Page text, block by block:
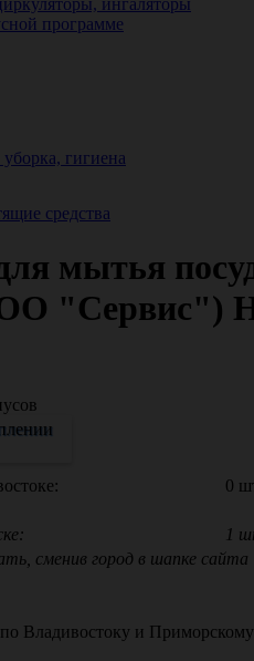
ингаляторы
программе
гигиена
средства
мытья
"Сервис")
0
1
сменив город в шапке сайта
Владивостоку и